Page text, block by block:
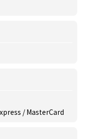
/ MasterCard